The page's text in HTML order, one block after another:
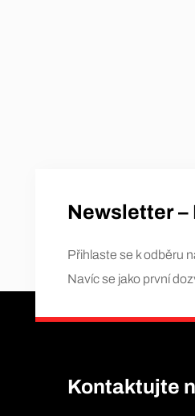
Newsletter –
Přihlaste se k odběru
Navíc se jako první
Kontaktujte